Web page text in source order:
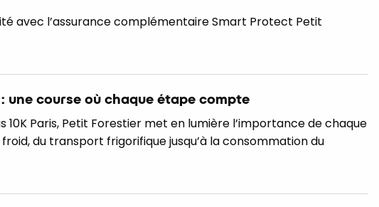
avec l’assurance complémentaire Smart Protect Petit
une course où chaque étape compte
10K Paris, Petit Forestier met en lumière l’importance de chaque
du transport frigorifique jusqu’à la consommation du